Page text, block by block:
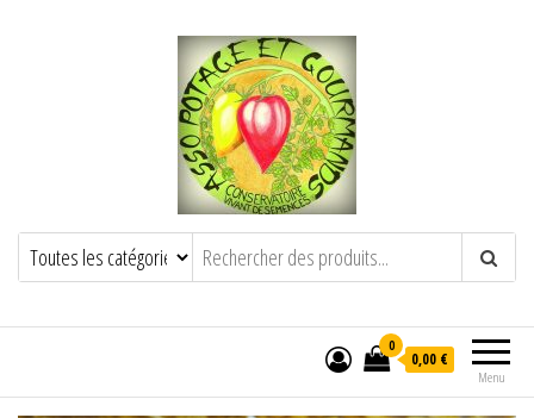
POTAGE ET GOURMANDSSemence paysanne naturelle
——————————————-
Menu
0
0,00 €